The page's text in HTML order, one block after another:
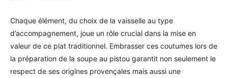
Chaque élément, du choix de la vaisselle au type
d’accompagnement, joue un rôle crucial dans la mise en
valeur de ce plat traditionnel. Embrasser ces coutumes lors de
la préparation de la soupe au pistou garantit non seulement le
respect de ses origines provençales mais aussi une